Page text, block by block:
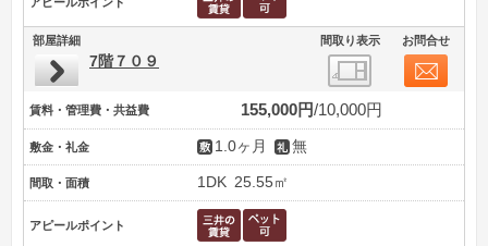
部屋詳細 間取り表示 お問合せ
7階７０９
賃料・管理費・共益費 155,000円 10,000円
敷金・礼金 1.0ヶ月 無
間取・面積 1DK 25.55㎡
アピールポイント